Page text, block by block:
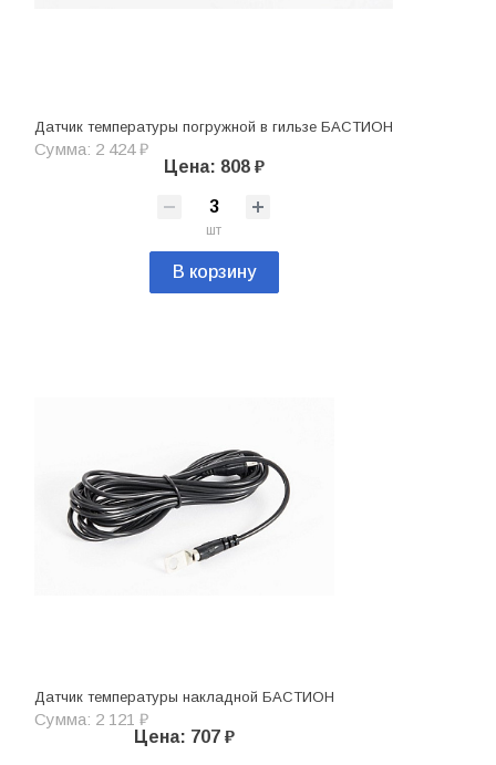
Датчик температуры погружной в гильзе БАСТИОН
Сумма: 2 424 ₽
Цена: 808 ₽
шт
В корзину
Датчик температуры накладной БАСТИОН
Сумма: 2 121 ₽
Цена: 707 ₽